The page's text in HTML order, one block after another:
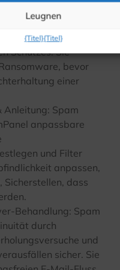
Leugnen
{Titel}{Titel}
und Phishing-
VBSpam+,
Schutzes. Sie
bevor
einer
Anleitung: Spam
anpassbare
und Filter
anpassen,
Sicherstellen, dass
Behandlung: Spam
durch
und
sicher. Sie